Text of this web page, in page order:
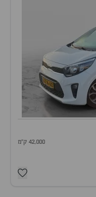
42,000 ק"מ